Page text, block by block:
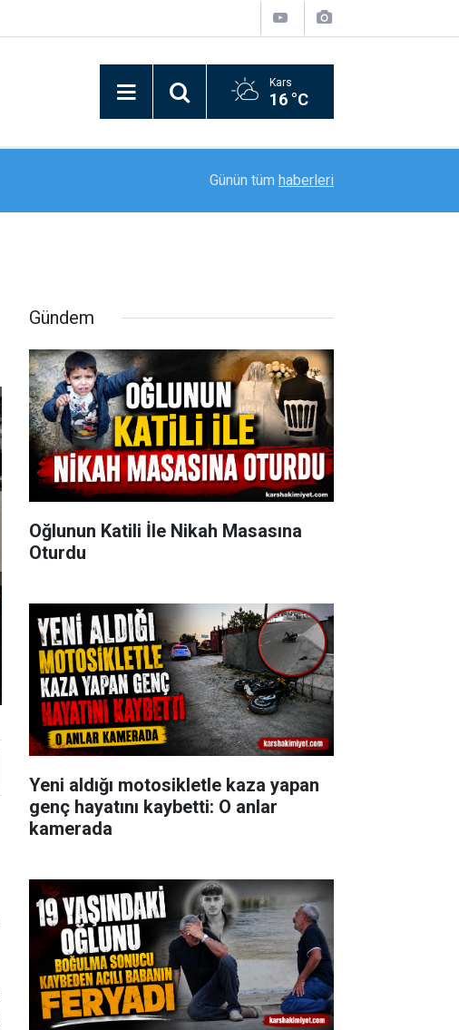
Kars
16 °C
Bitlis’in kurtuluşunun 110. yılı coşkusu kortej
Günün tüm haberleri
Gündem
Oğlunun Katili İle Nikah Masasına
Oturdu
Yeni aldığı motosikletle kaza yapan
genç hayatını kaybetti: O anlar
kamerada